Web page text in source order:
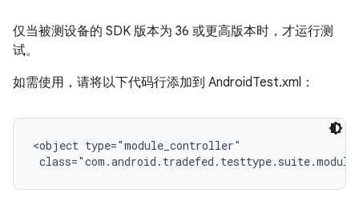
仅当被测设备的 SDK 版本为 36 或更高版本时，才运行测
试。
如需使用，请将以下代码行添加到 AndroidTest.xml：
<object type="module_controller"